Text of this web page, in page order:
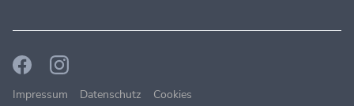
Impressum Datenschutz Cookies